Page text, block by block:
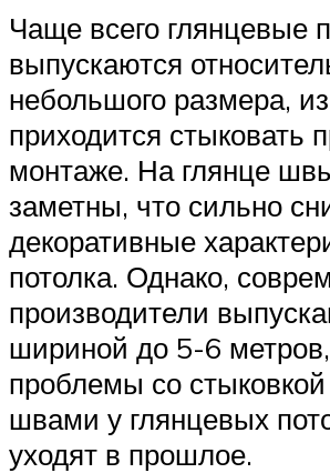
Чаще всего глянцевые
выпускаются
небольшого размера,
приходится стыковать
монтаже. На глянце
заметны, что сильно
декоративные
потолка. Однако,
производители
шириной до 5-6
проблемы со
швами у глянцевых
уходят в прошлое.